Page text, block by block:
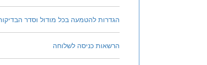
הגדרות להטמעה בכל מודול וסדר
הרשאות כניסה לשלוחה